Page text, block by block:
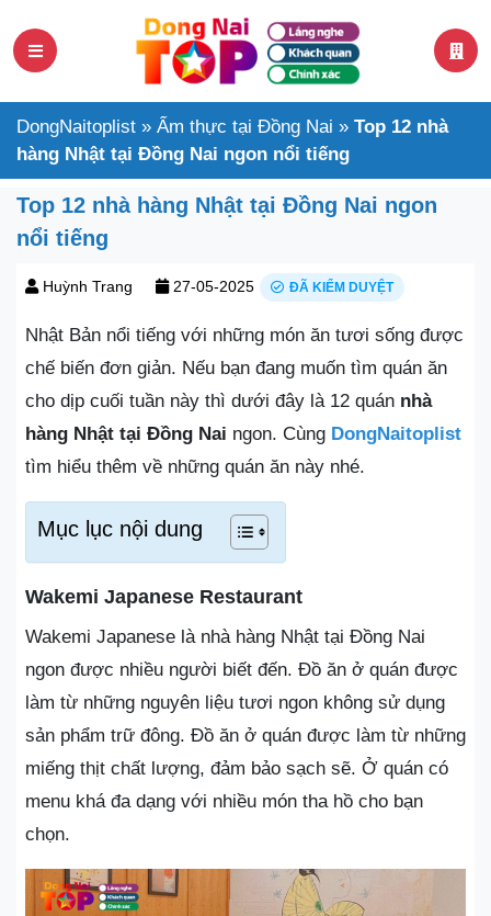
DongNaitoplist » Ẩm thực tại Đồng Nai » Top 12 nhà
hàng Nhật tại Đồng Nai ngon nổi tiếng
Top 12 nhà hàng Nhật tại Đồng Nai ngon
nổi tiếng
Huỳnh Trang 27-05-2025 ĐÃ KIỂM DUYỆT
Nhật Bản nổi tiếng với những món ăn tươi sống được
chế biến đơn giản. Nếu bạn đang muốn tìm quán ăn
cho dịp cuối tuần này thì dưới đây là 12 quán nhà
hàng Nhật tại Đồng Nai ngon. Cùng DongNaitoplist
tìm hiểu thêm về những quán ăn này nhé.
Mục lục nội dung
Wakemi Japanese Restaurant
Wakemi Japanese là nhà hàng Nhật tại Đồng Nai
ngon được nhiều người biết đến. Đồ ăn ở quán được
làm từ những nguyên liệu tươi ngon không sử dụng
sản phẩm trữ đông. Đồ ăn ở quán được làm từ những
miếng thịt chất lượng, đảm bảo sạch sẽ. Ở quán có
menu khá đa dạng với nhiều món tha hồ cho bạn
chọn.